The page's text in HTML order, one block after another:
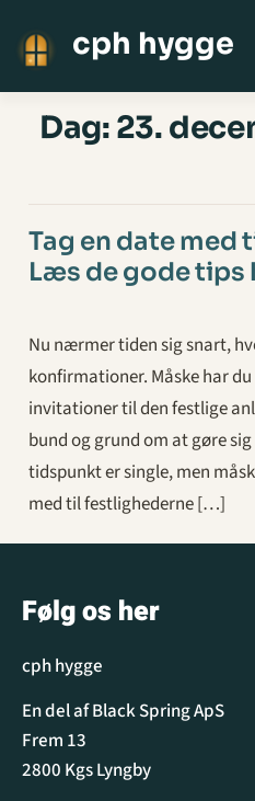
cph hygge
Dag: 23.
Tag en date med
Læs de gode tips
Nu nærmer tiden sig snart,
konfirmationer. Måske har
invitationer til den festlige
bund og grund om at gøre
tidspunkt er single, men
med til festlighederne […]
Følg os her
cph hygge
En del af Black Spring ApS
Frem 13
2800 Kgs Lyngby